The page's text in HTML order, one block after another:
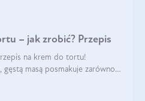
– jak zrobić? Przepis
na krem do tortu!
gęstą masą posmakuje zarówno